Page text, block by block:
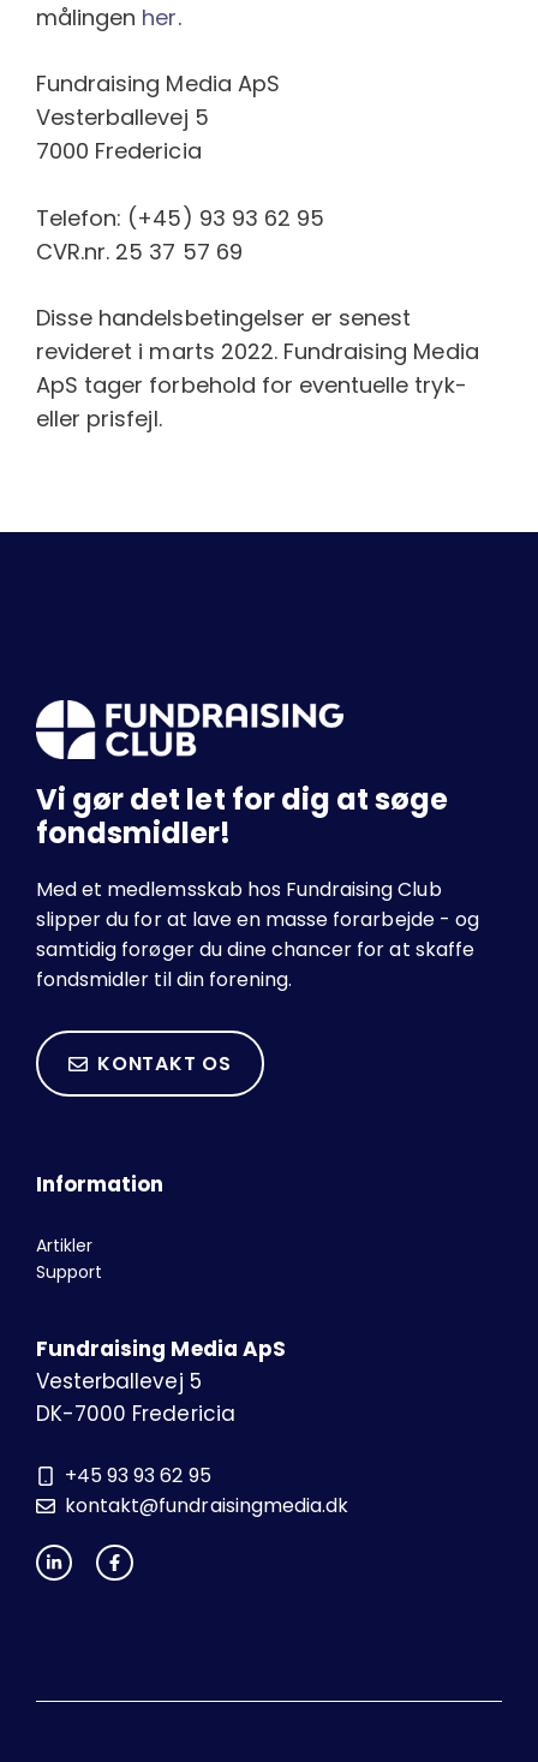
målingen her.
Fundraising Media ApS
Vesterballevej 5
7000 Fredericia
Telefon: (+45) 93 93 62 95
CVR.nr. 25 37 57 69
Disse handelsbetingelser er senest
revideret i marts 2022. Fundraising Media
ApS tager forbehold for eventuelle tryk-
eller prisfejl.
Vi gør det let for dig at søge
fondsmidler!
Med et medlemsskab hos Fundraising Club
slipper du for at lave en masse forarbejde - og
samtidig forøger du dine chancer for at skaffe
fondsmidler til din forening.
KONTAKT OS
Information
Artikler
Support
Fundraising Media ApS
Vesterballevej 5
DK-7000 Fredericia
+45 93 93 62 95
kontakt@fundraisingmedia.dk